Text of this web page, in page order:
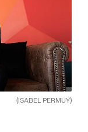
(ISABEL PERMUY)